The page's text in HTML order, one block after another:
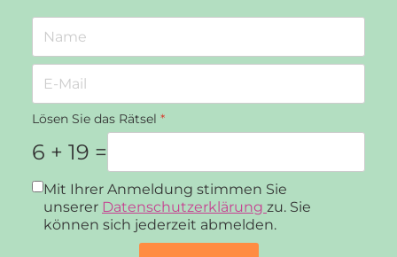
Lösen Sie das Rätsel *
6 + 19 =
Datenschutz*
Mit Ihrer Anmeldung stimmen Sie
unserer Datenschutzerklärung zu. Sie
können sich jederzeit abmelden.